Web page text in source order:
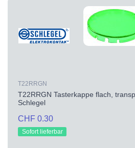
T22RRGN
T22RRGN Tasterkappe flach,
Schlegel
CHF 0.30
Sofort lieferbar